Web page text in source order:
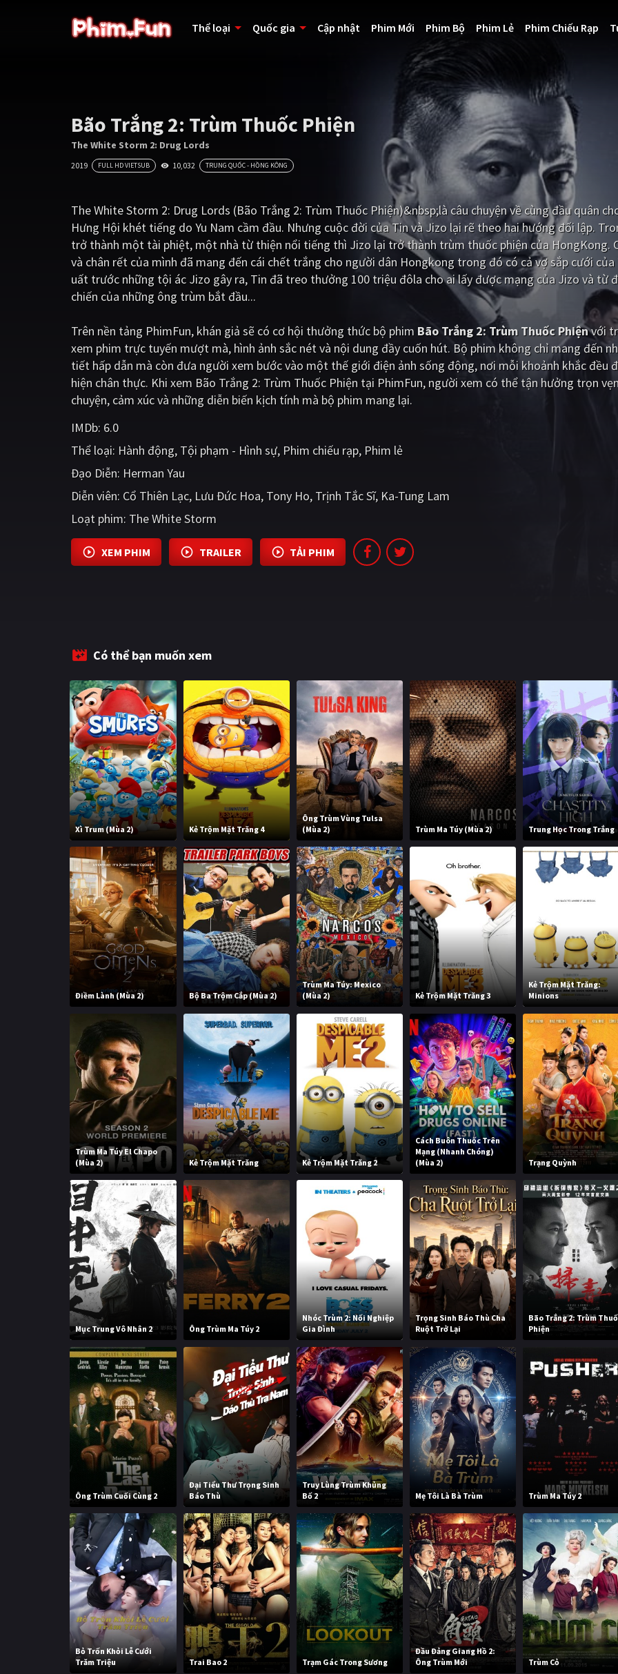
Thể loại Quốc gia Cập nhật Phim Mới Phim Bộ Phim Lẻ Phim Chiếu Rạp
Bão Trắng 2: Trùm Thuốc Phiện
The White Storm 2: Drug Lords
2019 FULL HD VIETSUB 10,032 TRUNG QUỐC - HỒNG KÔNG
The White Storm 2: Drug Lords (Bão Trắng 2: Trùm Thuốc Phiện)&nbsp;là câu chuyện về cùng đầu quân
Hưng Hội khét tiếng do Yu Nam cầm đầu. Nhưng cuộc đời của Tin và Jizo lại rẽ theo hai hướng đối lập.
trở thành một tài phiệt, một nhà từ thiện nổi tiếng thì Jizo lại trở thành trùm thuốc phiện của HongKong.
và chân rết của mình đã mang đến cái chết trắng cho người dân Hongkong trong đó có cả vợ sắp cưới của
uất trước những tội ác Jizo gây ra, Tin đã treo thưởng 100 triệu đôla cho ai lấy được mạng của Jizo và từ
chiến của những ông trùm bắt đầu...
Trên nền tảng PhimFun, khán giả sẽ có cơ hội thưởng thức bộ phim Bão Trắng 2: Trùm Thuốc Phiệnvới
xem phim trực tuyến mượt mà, hình ảnh sắc nét và nội dung đầy cuốn hút. Bộ phim không chỉ mang đến
tiết hấp dẫn mà còn đưa người xem bước vào một thế giới điện ảnh sống động, nơi mỗi khoảnh khắc đều
hiện chân thực. Khi xem Bão Trắng 2: Trùm Thuốc Phiện tại PhimFun, người xem có thể tận hưởng trọn
chuyện, cảm xúc và những diễn biến kịch tính mà bộ phim mang lại.
IMDb: 6.0
Thể loại: Hành động Tội phạm - Hình sự Phim chiếu rạp Phim lẻ
Đạo Diễn: Herman Yau
Diễn viên: Cổ Thiên Lạc Lưu Đức Hoa Tony Ho Trịnh Tắc Sĩ Ka-Tung Lam
Loạt phim: The White Storm
XEM PHIM TRAILER TẢI PHIM
Có thể bạn muốn xem
Xì Trum (Mùa 2) Kẻ Trộm Mặt Trăng 4
Ông Trùm Vùng Tulsa
(Mùa 2)
Trùm Ma Túy (Mùa 2) Trung Học Trong Trắng
Điềm Lành (Mùa 2) Bộ Ba Trộm Cắp (Mùa 2)
Trùm Ma Túy: Mexico
(Mùa 2)
Kẻ Trộm Mặt Trăng 3
Kẻ Trộm Mặt Trăng:
Minions
Trùm Ma Túy El Chapo
(Mùa 2)
Kẻ Trộm Mặt Trăng Kẻ Trộm Mặt Trăng 2
Cách Buôn Thuốc Trên
Mạng (Nhanh Chóng)
(Mùa 2)
Trạng Quỳnh
Mục Trung Vô Nhân 2 Ông Trùm Ma Túy 2
Nhóc Trùm 2: Nối Nghiệp
Gia Đình
Trọng Sinh Báo Thù Cha
Ruột Trở Lại
Bão Trắng 2: Trùm
Phiện
Ông Trùm Cuối Cùng 2
Đại Tiểu Thư Trọng Sinh
Báo Thù
Truy Lùng Trùm Khủng
Bố 2
Mẹ Tôi Là Bà Trùm Trùm Ma Túy 2
Bỏ Trốn Khỏi Lễ Cưới
Trăm Triệu
Trai Bao 2 Trạm Gác Trong Sương
Đầu Đảng Giang Hồ 2:
Ông Trùm Mới
Trùm Cỏ